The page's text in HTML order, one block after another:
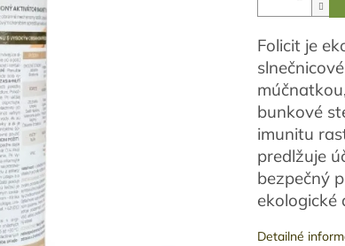
Folicit je
bunkové
imunitu
predlžuje
bezpečný
ekologické
Detailné